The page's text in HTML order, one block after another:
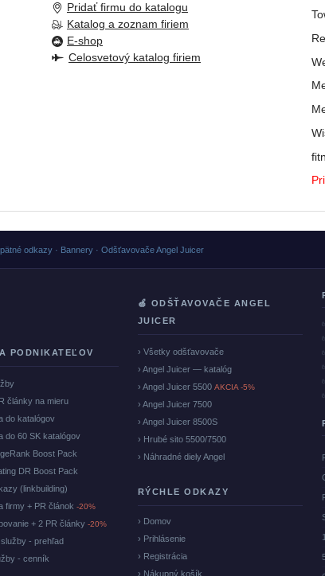
Pridať firmu do katalogu
Katalog a zoznam firiem
E-shop
Celosvetový katalog firiem
odkazy · Bannery · Odšťavovače Angel Juicer
PODNIKATEĽOV
články na mieru
do katalógov
do 60 SK katalógov
Boost Pack
DR Boost Pack
(linkbuilding)
firmy + PR článok -20%
+ 2 PR články -20%
- prehľad
- cenník
🍏 ODŠŤAVOVAČE ANGEL
JUICER
› Všetky odšťavovače
› Angel Juicer — katalóg
› Angel Juicer 5500 AKCIA -5%
› Angel Juicer 7500
› Angel Juicer 8500S
› Hrubé sito 5500/7500
› Náhradné diely Angel
RÝCHLE ODKAZY
› Domov
› Prihlásenie
› Registrácia
› Nákupný košík